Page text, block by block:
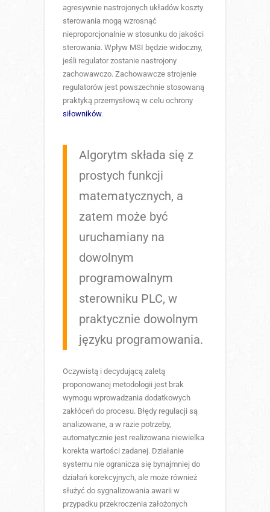
agresywnie nastrojonych układów koszty
sterowania mogą wzrosnąć
nieproporcjonalnie w stosunku do jakości
sterowania. Wpływ MSI będzie widoczny,
jeśli regulator zostanie nastrojony
zachowawczo. Zachowawcze strojenie
regulatorów jest powszechnie stosowaną
praktyką przemysłową w celu ochrony
siłowników.
Algorytm składa się z
prostych funkcji
matematycznych, a
zatem może być
uruchamiany na
dowolnym
programowalnym
sterowniku PLC, w
praktycznie dowolnym
języku programowania.
Oczywistą i decydującą zaletą
proponowanej metodologii jest brak
wymogu wprowadzania dodatkowych
zakłóceń do procesu. Błędy regulacji są
analizowane, a w razie potrzeby,
automatycznie jest realizowana niewielka
korekta wartości zadanej. Działanie
systemu nie ogranicza się bynajmniej do
działań korekcyjnych, ale może również
służyć do sygnalizowania awarii w
przypadku przekroczenia założonych